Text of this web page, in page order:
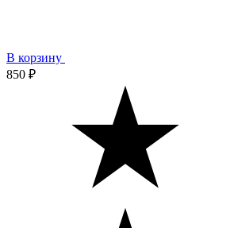
В корзину
850 ₽